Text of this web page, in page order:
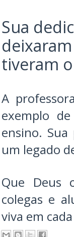
Sua
tiveram
A
exemplo
ensino.
um legado
Que Deus
colegas e
viva em